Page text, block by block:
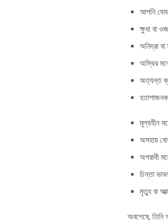
আপনি
ক্ষুধা বা
অনিদ্রা
অস্থির
অত্যন্ত
মূল্যহীন
অসহায়
অপরাধী
চিন্তা
মৃত্যু বা
অবশেষে, তিনি